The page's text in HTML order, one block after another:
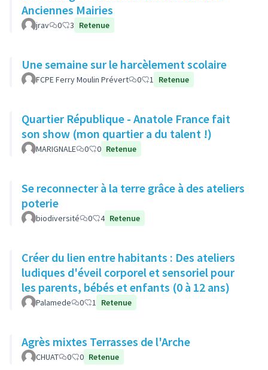
Anciennes Mairies
jrav 0 3 Retenue
Une semaine sur le harcèlement scolaire
FCPE Ferry Moulin Prévert 0 1 Retenue
Quartier République - Anatole France fait
son show (mon quartier a du talent !)
MARIGNALE 0 0 Retenue
Se reconnecter à la terre grâce à des ateliers
poterie
biodiversité 0 4 Retenue
Créer du lien entre habitants : Des ateliers
ludiques d'éveil corporel et sensoriel pour
les parents, bébés et enfants (0 à 12 ans)
Palamede 0 1 Retenue
Agrès mixtes Terrasses de l'Arche
CHUAT 0 0 Retenue